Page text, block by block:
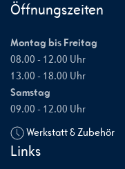
Öffnungszeiten
Montag bis Freitag
08.00 - 12.00 Uhr
13.00 - 18.00 Uhr
Samstag
09.00 - 12.00 Uhr
Werkstatt & Zubehör
Links